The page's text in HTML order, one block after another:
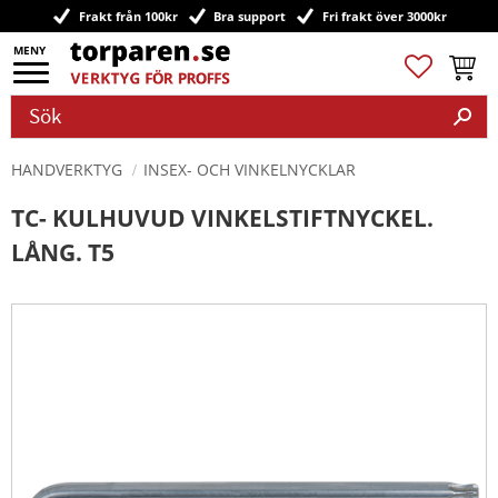
Meny
Frakt från 100kr Bra support Fri frakt över 3000kr
Favoriter
HANDVERKTYG INSEX- OCH VINKELNYCKLAR
TC- KULHUVUD VINKELSTIFTNYCKEL.
LÅNG. T5